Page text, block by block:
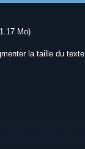
Mo)
la taille du texte